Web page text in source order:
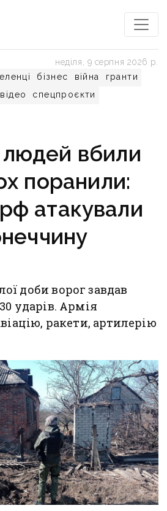
бізнес війна
гранти
відео спецпроєкти
неділя, 9 серпня 2026 р.
людей вбили
поранили:
атакували
доби ворог завдав
ударів. Армія
ракети, артилерію